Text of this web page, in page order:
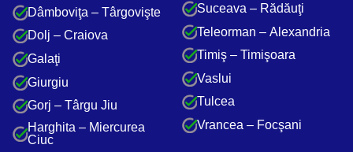
Dâmboviţa – Târgovişte
Dolj – Craiova
Galaţi
Giurgiu
Gorj – Târgu Jiu
Harghita – Miercurea
Ciuc
Suceava – Rădăuţi
Teleorman – Alexandria
Timiş – Timişoara
Vaslui
Tulcea
Vrancea – Focşani